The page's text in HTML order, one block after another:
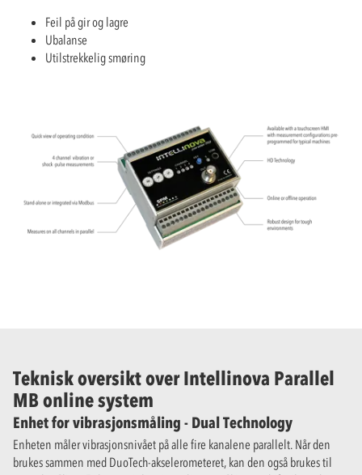
Feil på gir og lagre
Ubalanse
Utilstrekkelig smøring
Teknisk oversikt over Intellinova Parallel
MB online system
Enhet for vibrasjonsmåling - Dual Technology
Enheten måler vibrasjonsnivået på alle fire kanalene parallelt. Når den
brukes sammen med DuoTech-akselerometeret, kan den også brukes til